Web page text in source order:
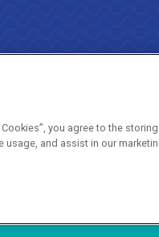
you agree to the
usage, and assist in our